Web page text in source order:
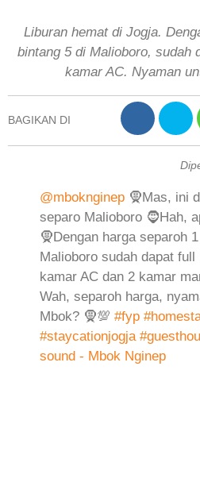
Liburan hemat di Jogja.
bintang 5 di Malioboro, sudah
kamar AC. Nyaman
BAGIKAN DI
@mboknginep 🧕Mas, ini
separo Malioboro 🧔Hah,
🧕Dengan harga separoh
Malioboro sudah dapat full
kamar AC dan 2 kamar
Wah, separoh harga,
Mbok? 🧕💯 #fyp
#staycationjogja
sound - Mbok Nginep